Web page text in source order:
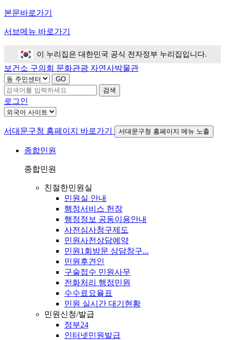
본문바로가기
서브메뉴 바로가기
이 누리집은 대한민국 공식 전자정부 누리집입니다.
보건소 구의회 문화관광 자연사박물관
검색
로그인
서대문구청 홈페이지 바로가기 서대문구청 홈페이지 메뉴 노출
종합민원
종합민원
친절한민원실
민원실 안내
행정서비스 헌장
행정정보 공동이용안내
사전심사청구제도
민원사전상담예약
민원1회방문 상담창구...
민원후견인
구술접수 민원사무
전화처리 행정민원
수수료요율표
민원 실시간 대기현황
민원신청/발급
정부24
인터넷민원발급